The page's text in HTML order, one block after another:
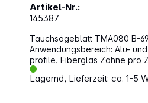
Artikel-Nr.:
145387
Tauchsägeblatt TMA080 B-
Anwendungsbereich: Alu-
profile, Fiberglas Zähne pro Zoll: 20
Wolframkarbidspitze Breite: 32 mm Eintauchtiefe: 40
mm
Lagernd, Lieferzeit: ca. 1-5